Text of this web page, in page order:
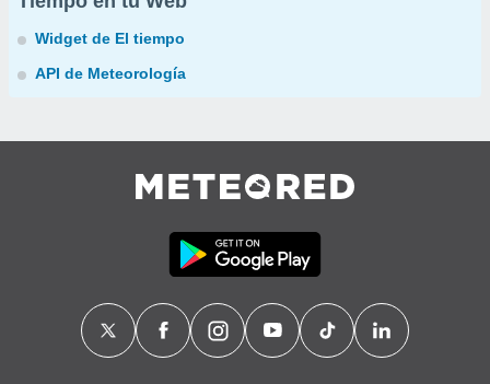
Widget de El tiempo
API de Meteorología